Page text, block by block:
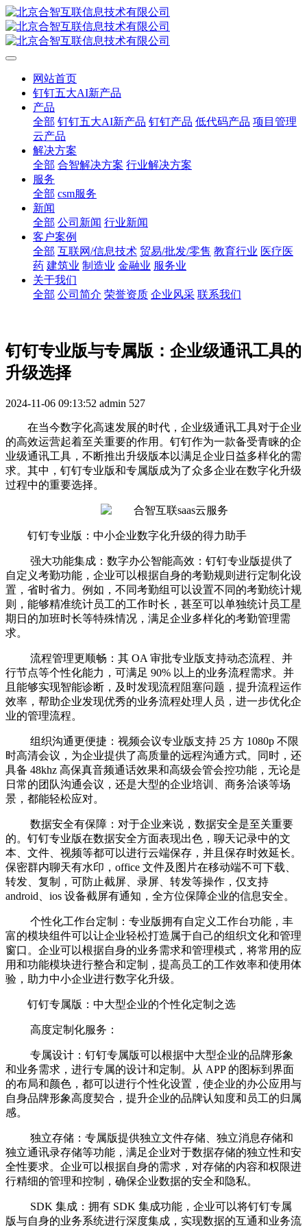
网站首页
钉钉五大AI新产品
产品
全部 钉钉五大AI新产品 钉钉产品 低代码产品 项目管理
云产品
解决方案
全部 合智解决方案 行业解决方案
服务
全部 csm服务
新闻
全部 公司新闻 行业新闻
客户案例
全部 互联网/信息技术 贸易/批发/零售 教育行业 医疗医
药 建筑业 制造业 金融业 服务业
关于我们
全部 公司简介 荣誉资质 企业风采 联系我们
钉钉专业版与专属版：企业级通讯工具的
升级选择
2024-11-06 09:13:52 admin 527
在当今数字化高速发展的时代，企业级通讯工具对于企业
的高效运营起着至关重要的作用。钉钉作为一款备受青睐的企
业级通讯工具，不断推出升级版本以满足企业日益多样化的需
求。其中，钉钉专业版和专属版成为了众多企业在数字化升级
过程中的重要选择。
钉钉专业版：中小企业数字化升级的得力助手
强大功能集成：数字办公智能高效：钉钉专业版提供了
自定义考勤功能，企业可以根据自身的考勤规则进行定制化设
置，省时省力。例如，不同考勤组可以设置不同的考勤统计规
则，能够精准统计员工的工作时长，甚至可以单独统计员工星
期日的加班时长等特殊情况，满足企业多样化的考勤管理需
求。
流程管理更顺畅：其 OA 审批专业版支持动态流程、并
行节点等个性化能力，可满足 90% 以上的业务流程需求。并
且能够实现智能诊断，及时发现流程阻塞问题，提升流程运作
效率，帮助企业发现优秀的业务流程处理人员，进一步优化企
业的管理流程。
组织沟通更便捷：视频会议专业版支持 25 方 1080p 不限
时高清会议，为企业提供了高质量的远程沟通方式。同时，还
具备 48khz 高保真音频通话效果和高级会管会控功能，无论是
日常的团队沟通会议，还是大型的企业培训、商务洽谈等场
景，都能轻松应对。
数据安全有保障：对于企业来说，数据安全是至关重要
的。钉钉专业版在数据安全方面表现出色，聊天记录中的文
本、文件、视频等都可以进行云端保存，并且保存时效延长。
保密群内聊天有水印，office 文件及图片在移动端不可下载、
转发、复制，可防止截屏、录屏、转发等操作，仅支持
android、ios 设备截屏有通知，全方位保障企业的信息安全。
个性化工作台定制：专业版拥有自定义工作台功能，丰
富的模块组件可以让企业轻松打造属于自己的组织文化和管理
窗口。企业可以根据自身的业务需求和管理模式，将常用的应
用和功能模块进行整合和定制，提高员工的工作效率和使用体
验，助力中小企业进行数字化升级。
钉钉专属版：中大型企业的个性化定制之选
高度定制化服务：
专属设计：钉钉专属版可以根据中大型企业的品牌形象
和业务需求，进行专属的设计和定制。从 APP 的图标到界面
的布局和颜色，都可以进行个性化设置，使企业的办公应用与
自身品牌形象高度契合，提升企业的品牌认知度和员工的归属
感。
独立存储：专属版提供独立文件存储、独立消息存储和
独立通讯录存储等功能，满足企业对于数据存储的独立性和安
全性要求。企业可以根据自身的需求，对存储的内容和权限进
行精细的管理和控制，确保企业数据的安全和隐私。
SDK 集成：拥有 SDK 集成功能，企业可以将钉钉专属
版与自身的业务系统进行深度集成，实现数据的互通和业务流